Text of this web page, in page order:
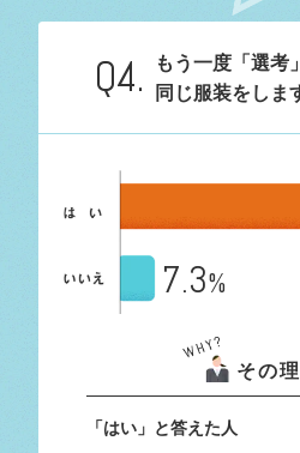
Q4.
もう一度「選考
同じ服装をしま
7.3%
その
「はい」と答えた人